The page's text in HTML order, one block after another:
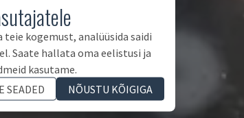
teie kogemust, analüüsida saidi
Saate hallata oma eelistusi ja
kasutame.
SEADED
NÕUSTU KÕIGIGA